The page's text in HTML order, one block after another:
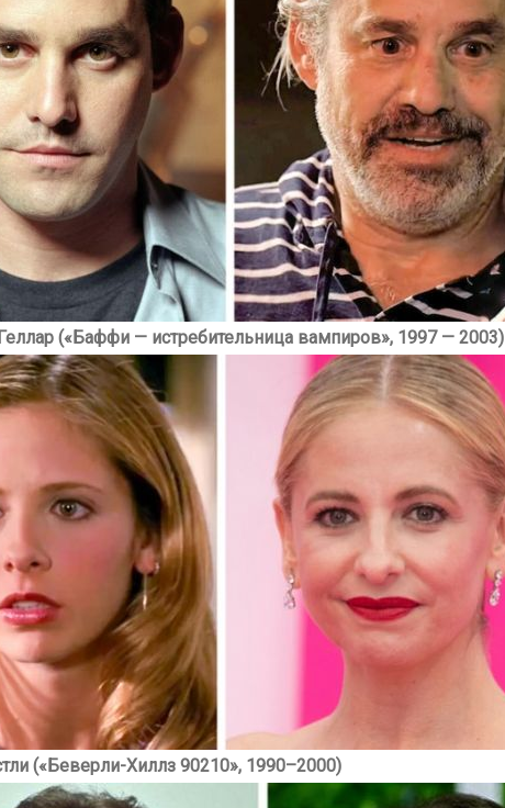
(«Баффи — истребительница вампиров», 1997 — 2003)
(«Беверли-Хиллз 90210», 1990–2000)